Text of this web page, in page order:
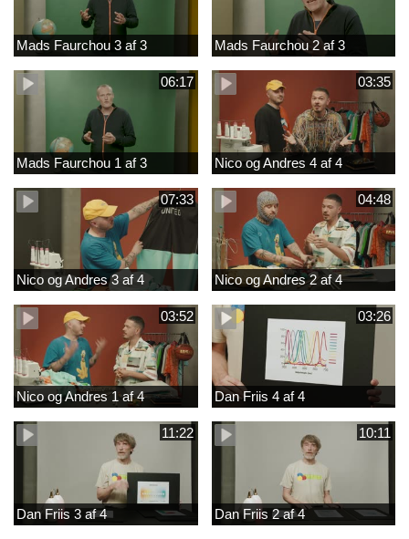
Mads Faurchou 3 af 3 Mads Faurchou 2 af 3
06:17
Mads Faurchou 1 af 3
03:35
Nico og Andres 4 af 4
07:33
Nico og Andres 3 af 4
04:48
Nico og Andres 2 af 4
03:52
Nico og Andres 1 af 4
03:26
Dan Friis 4 af 4
11:22
Dan Friis 3 af 4
10:11
Dan Friis 2 af 4